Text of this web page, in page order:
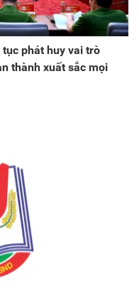
phát huy vai trò
thành xuất sắc mọi